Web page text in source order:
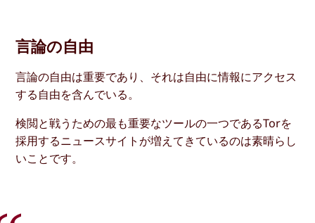
言論の自由
言論の自由は重要であり、それは自由に情報にアクセス
する自由を含んでいる。
検閲と戦うための最も重要なツールの一つであるTorを
採用するニュースサイトが増えてきているのは素晴らし
いことです。